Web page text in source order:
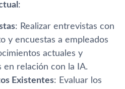
:
: Realizar entrevistas con
y encuestas a empleados
actuales y
en relación con la IA.
Existentes: Evaluar los